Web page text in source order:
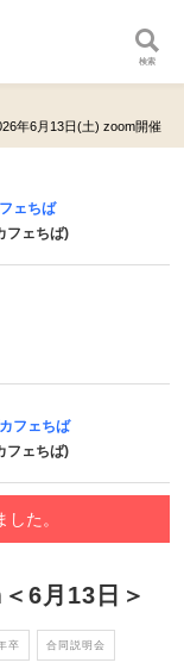
検索
年6月13日(土) zoom開催
ェちば
フェちば)
フェちば
フェちば)
た。
6月13日＞
卒 合同説明会